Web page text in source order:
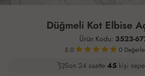
Düğmeli Kot Elbise
Ürün Kodu: 3523-
5.0 0
22
Son 24 saatte 47kişi
10